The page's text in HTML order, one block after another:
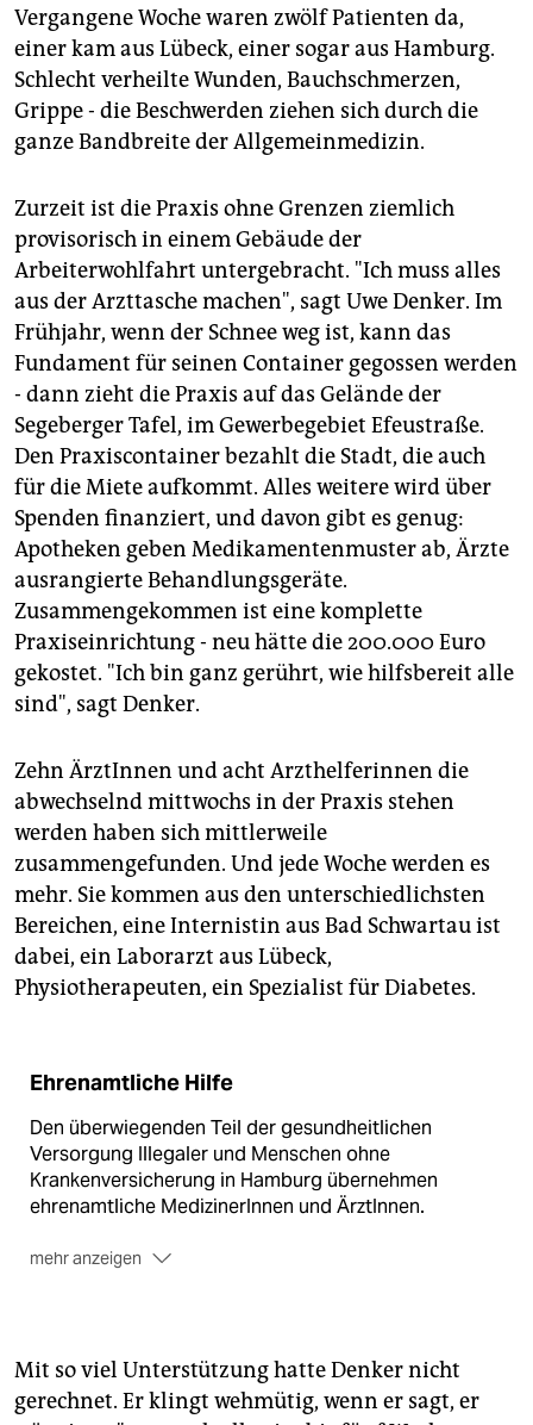
Vergangene Woche waren zwölf Patienten da,
einer kam aus Lübeck, einer sogar aus Hamburg.
Schlecht verheilte Wunden, Bauchschmerzen,
Grippe - die Beschwerden ziehen sich durch die
ganze Bandbreite der Allgemeinmedizin.
Zurzeit ist die Praxis ohne Grenzen ziemlich
provisorisch in einem Gebäude der
Arbeiterwohlfahrt untergebracht. "Ich muss alles
aus der Arzttasche machen", sagt Uwe Denker. Im
Frühjahr, wenn der Schnee weg ist, kann das
Fundament für seinen Container gegossen werden
- dann zieht die Praxis auf das Gelände der
Segeberger Tafel, im Gewerbegebiet Efeustraße.
Den Praxiscontainer bezahlt die Stadt, die auch
für die Miete aufkommt. Alles weitere wird über
Spenden finanziert, und davon gibt es genug:
Apotheken geben Medikamentenmuster ab, Ärzte
ausrangierte Behandlungsgeräte.
Zusammengekommen ist eine komplette
Praxiseinrichtung - neu hätte die 200.000 Euro
gekostet. "Ich bin ganz gerührt, wie hilfsbereit alle
sind", sagt Denker.
Zehn ÄrztInnen und acht Arzthelferinnen die
abwechselnd mittwochs in der Praxis stehen
werden haben sich mittlerweile
zusammengefunden. Und jede Woche werden es
mehr. Sie kommen aus den unterschiedlichsten
Bereichen, eine Internistin aus Bad Schwartau ist
dabei, ein Laborarzt aus Lübeck,
Physiotherapeuten, ein Spezialist für Diabetes.
Ehrenamtliche Hilfe
Den überwiegenden Teil der gesundheitlichen
Versorgung Illegaler und Menschen ohne
Krankenversicherung in Hamburg übernehmen
ehrenamtliche MedizinerInnen und ÄrztInnen.
mehr anzeigen
und FachärztInnen an.
Die Malteser Migranten Medizinwurde 2008 als
Mit so viel Unterstützung hatte Denker nicht
gerechnet. Er klingt wehmütig, wenn er sagt, er